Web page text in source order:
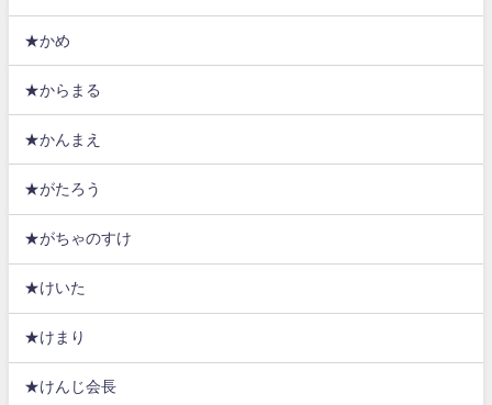
★かめ
★からまる
★かんまえ
★がたろう
★がちゃのすけ
★けいた
★けまり
★けんじ会長